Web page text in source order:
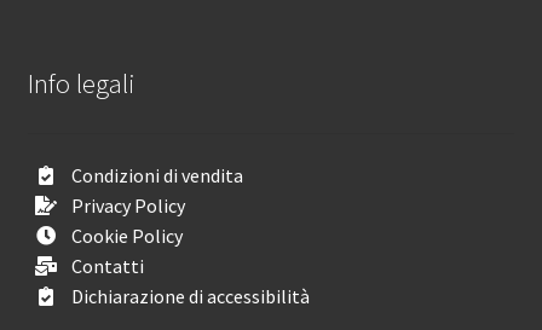
Info legali
Condizioni di vendita
Privacy Policy
Cookie Policy
Contatti
Dichiarazione di accessibilità